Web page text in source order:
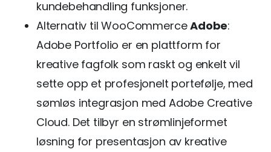
kundebehandling funksjoner.
Alternativ til WooCommerceAdobe:
Adobe Portfolio er en plattform for
kreative fagfolk som raskt og enkelt vil
sette opp et profesjonelt portefølje, med
sømløs integrasjon med Adobe Creative
Cloud. Det tilbyr en strømlinjeformet
løsning for presentasjon av kreative